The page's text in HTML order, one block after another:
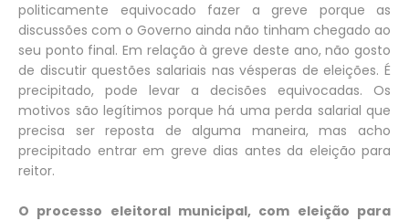
politicamente equivocado fazer a greve porque as
discussões com o Governo ainda não tinham chegado ao
seu ponto final. Em relação à greve deste ano, não gosto
de discutir questões salariais nas vésperas de eleições. É
precipitado, pode levar a decisões equivocadas. Os
motivos são legítimos porque há uma perda salarial que
precisa ser reposta de alguma maneira, mas acho
precipitado entrar em greve dias antes da eleição para
reitor.
O processo eleitoral municipal, com eleição para